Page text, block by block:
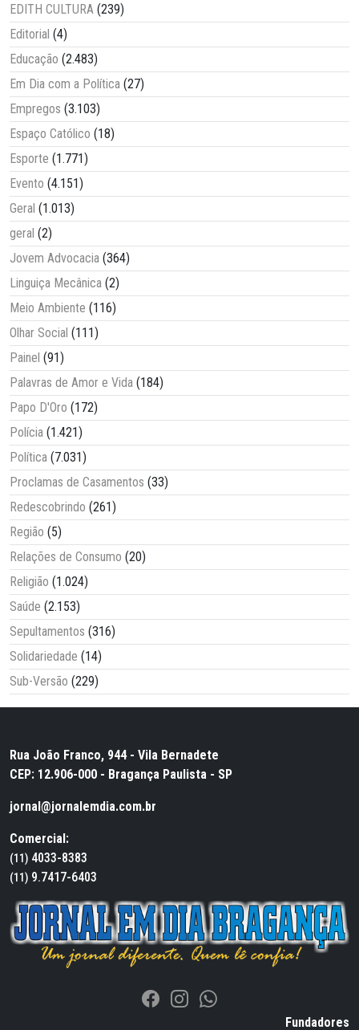
EDITH CULTURA (239)
Editorial (4)
Educação (2.483)
Em Dia com a Política (27)
Empregos (3.103)
Espaço Católico (18)
Esporte (1.771)
Evento (4.151)
Geral (1.013)
geral (2)
Jovem Advocacia (364)
Linguiça Mecânica (2)
Meio Ambiente (116)
Olhar Social (111)
Painel (91)
Palavras de Amor e Vida (184)
Papo D'Oro (172)
Polícia (1.421)
Política (7.031)
Proclamas de Casamentos (33)
Redescobrindo (261)
Região (5)
Relações de Consumo (20)
Religião (1.024)
Saúde (2.153)
Sepultamentos (316)
Solidariedade (14)
Sub-Versão (229)
Rua João Franco, 944 - Vila Bernadete
CEP: 12.906-000 - Bragança Paulista - SP
jornal@jornalemdia.com.br
Comercial:
(11) 4033-8383
(11) 9.7417-6403
Fundadores